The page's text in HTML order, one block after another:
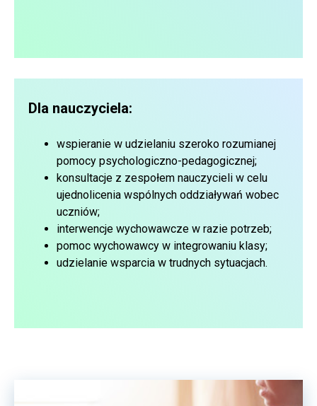
Dla nauczyciela:
wspieranie w udzielaniu szeroko rozumianej
pomocy psychologiczno-pedagogicznej;
konsultacje z zespołem nauczycieli w celu
ujednolicenia wspólnych oddziaływań wobec
uczniów;
interwencje wychowawcze w razie potrzeb;
pomoc wychowawcy w integrowaniu klasy;
udzielanie wsparcia w trudnych sytuacjach.